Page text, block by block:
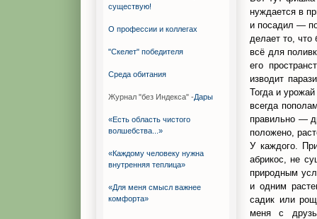
нуждается в
и посадил —
делает то,
всё для
его
изводит
Тогда и
всегда
правильно —
положено,
У каждого.
абрикос, не
природным
и одним
садик или
меня с
существую!
О профессии и коллегах
"Скелет" победителя
Среда обитания
Журнал "без Индекса" -Дары
«Есть область чистого
волшебства...»
«Каждому человеку нужна
внутренняя теплица»
«Для меня смысл важнее
комфорта»